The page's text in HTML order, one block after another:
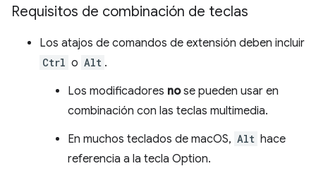
Requisitos de combinación de teclas
Los atajos de comandos de extensión deben incluir
Ctrl o Alt .
Los modificadores nose pueden usar en
combinación con las teclas multimedia.
En muchos teclados de macOS, Alt hace
referencia a la tecla Option.